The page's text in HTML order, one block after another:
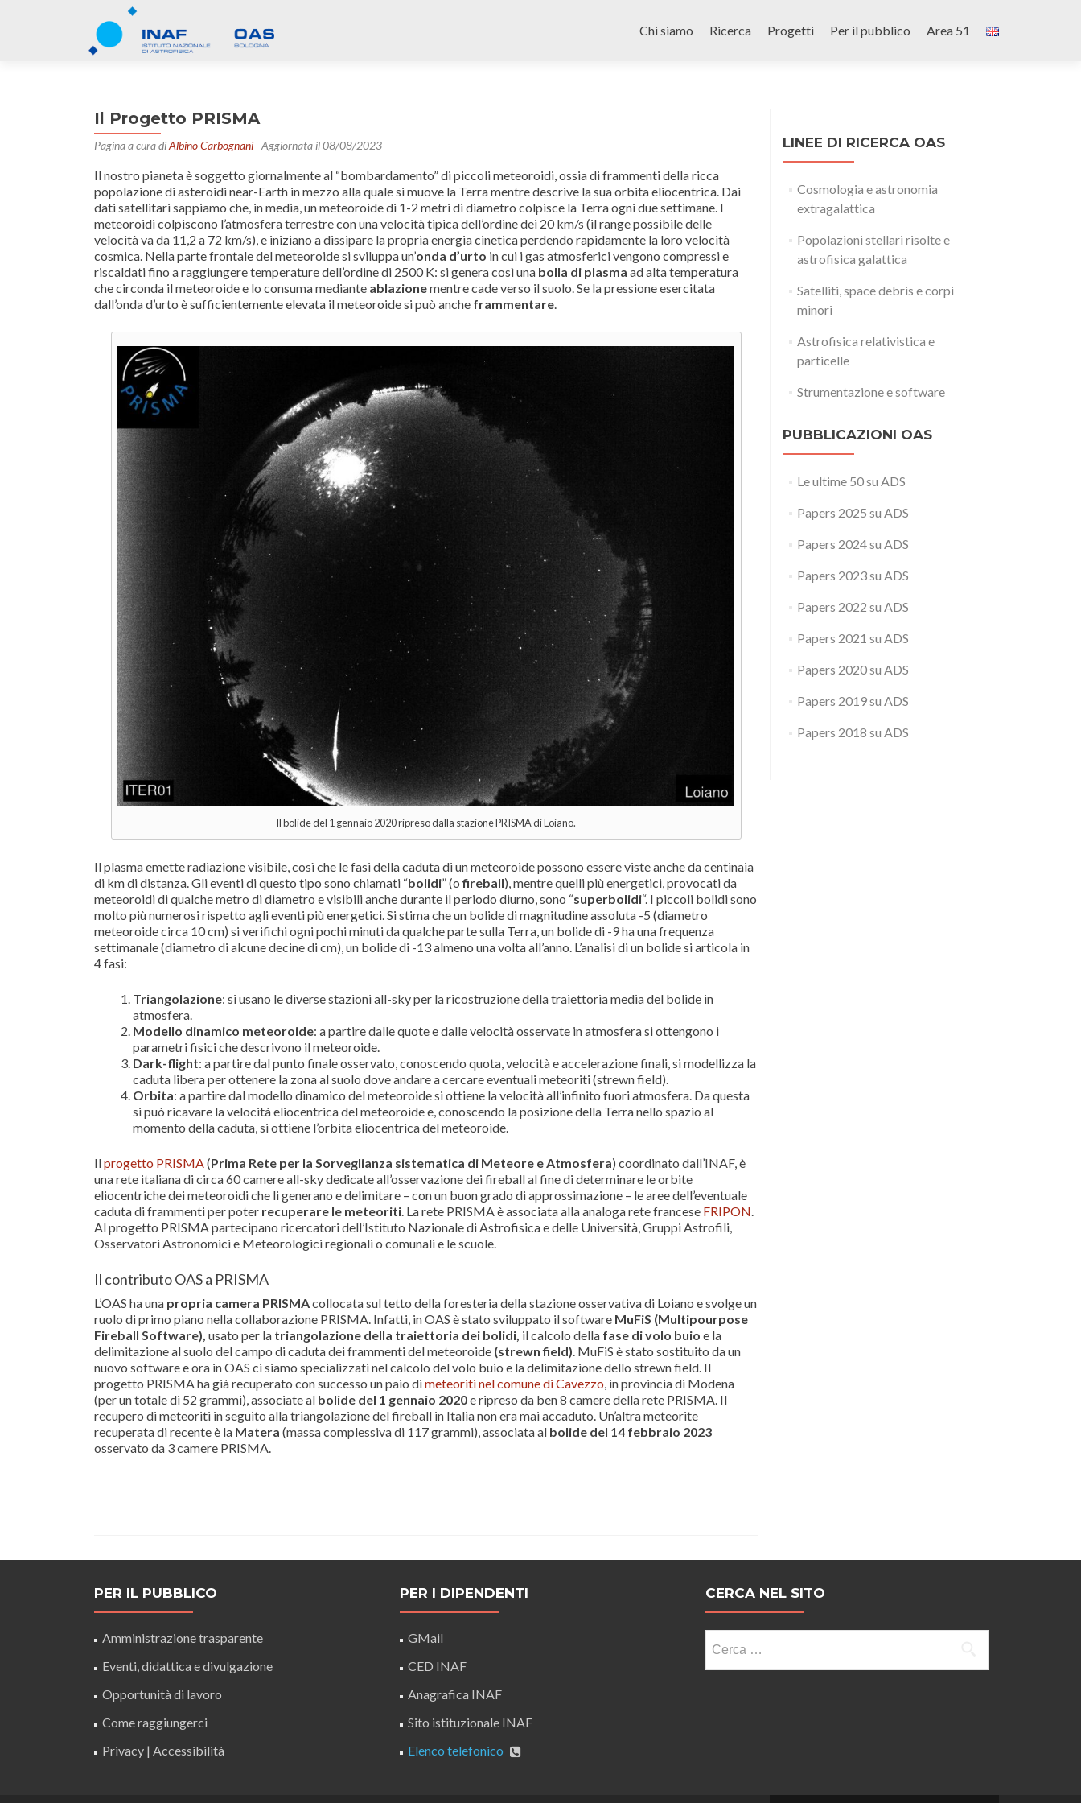
to
Chi siamo Ricerca Progetti Per il pubblico Area 51
Il Progetto PRISMA
Pagina a cura diAlbino Carbognani- Aggiornata il 08/08/2023
Il nostro pianeta è soggetto giornalmente al “bombardamento” di piccoli meteoroidi, ossia di frammenti della ricca
popolazione di asteroidi near-Earth in mezzo alla quale si muove la Terra mentre descrive la sua orbita eliocentrica. Dai
dati satellitari sappiamo che, in media, un meteoroide di 1-2 metri di diametro colpisce la Terra ogni due settimane. I
meteoroidi colpiscono l’atmosfera terrestre con una velocità tipica dell’ordine dei 20 km/s (il range possibile delle
velocità va da 11,2 a 72 km/s), e iniziano a dissipare la propria energia cinetica perdendo rapidamente la loro velocità
cosmica. Nella parte frontale del meteoroide si sviluppa un’onda d’urto in cui i gas atmosferici vengono compressi e
riscaldati fino a raggiungere temperature dell’ordine di 2500 K: si genera così una bolla di plasma ad alta temperatura
che circonda il meteoroide e lo consuma mediante ablazionementre cade verso il suolo. Se la pressione esercitata
dall’onda d’urto è sufficientemente elevata il meteoroide si può anche frammentare.
Il bolide del 1 gennaio 2020 ripreso dalla stazione PRISMA di Loiano.
Il plasma emette radiazione visibile, così che le fasi della caduta di un meteoroide possono essere viste anche da centinaia
di km di distanza. Gli eventi di questo tipo sono chiamati “bolidi” (ofireball), mentre quelli più energetici, provocati da
meteoroidi di qualche metro di diametro e visibili anche durante il periodo diurno, sono “superbolidi“. I piccoli bolidi sono
molto più numerosi rispetto agli eventi più energetici. Si stima che un bolide di magnitudine assoluta -5 (diametro
meteoroide circa 10 cm) si verifichi ogni pochi minuti da qualche parte sulla Terra, un bolide di -9 ha una frequenza
settimanale (diametro di alcune decine di cm), un bolide di -13 almeno una volta all’anno. L’analisi di un bolide si articola in
4 fasi:
Triangolazione: si usano le diverse stazioni all-sky per la ricostruzione della traiettoria media del bolide in
atmosfera.
Modello dinamico meteoroide: a partire dalle quote e dalle velocità osservate in atmosfera si ottengono i
parametri fisici che descrivono il meteoroide.
Dark-flight: a partire dal punto finale osservato, conoscendo quota, velocità e accelerazione finali, si modellizza la
caduta libera per ottenere la zona al suolo dove andare a cercare eventuali meteoriti (strewn field).
Orbita: a partire dal modello dinamico del meteoroide si ottiene la velocità all’infinito fuori atmosfera. Da questa
si può ricavare la velocità eliocentrica del meteoroide e, conoscendo la posizione della Terra nello spazio al
momento della caduta, si ottiene l’orbita eliocentrica del meteoroide.
Ilprogetto PRISMA(Prima Rete per la Sorveglianza sistematica di Meteore e Atmosfera) coordinato dall’INAF, è
una rete italiana di circa 60 camere all-sky dedicate all’osservazione dei fireball al fine di determinare le orbite
eliocentriche dei meteoroidi che li generano e delimitare – con un buon grado di approssimazione – le aree dell’eventuale
caduta di frammenti per poter recuperare le meteoriti. La rete PRISMA è associata alla analoga rete francese FRIPON.
Al progetto PRISMA partecipano ricercatori dell’Istituto Nazionale di Astrofisica e delle Università, Gruppi Astrofili,
Osservatori Astronomici e Meteorologici regionali o comunali e le scuole.
Il contributo OAS a PRISMA
L’OAS ha una propria camera PRISMAcollocata sul tetto della foresteria della stazione osservativa di Loiano e svolge un
ruolo di primo piano nella collaborazione PRISMA. Infatti, in OAS è stato sviluppato il software MuFiS (Multipourpose
Fireball Software), usato per la triangolazione della traiettoria dei bolidi, il calcolo della fase di volo buio e la
delimitazione al suolo del campo di caduta dei frammenti del meteoroide (strewn field). MuFiS è stato sostituito da un
nuovo software e ora in OAS ci siamo specializzati nel calcolo del volo buio e la delimitazione dello strewn field. Il
progetto PRISMA ha già recuperato con successo un paio dimeteoriti nel comune di Cavezzo, in provincia di Modena
(per un totale di 52 grammi), associate al bolide del 1 gennaio 2020e ripreso da ben 8 camere della rete PRISMA. Il
recupero di meteoriti in seguito alla triangolazione del fireball in Italia non era mai accaduto. Un’altra meteorite
recuperata di recente è la Matera (massa complessiva di 117 grammi), associata al bolide del 14 febbraio 2023
osservato da 3 camere PRISMA.
LINEE DI RICERCA OAS
Cosmologia e astronomia
extragalattica
Popolazioni stellari risolte e
astrofisica galattica
Satelliti, space debris e corpi
minori
Astrofisica relativistica e
particelle
Strumentazione e software
PUBBLICAZIONI OAS
Le ultime 50 su ADS
Papers 2025 su ADS
Papers 2024 su ADS
Papers 2023 su ADS
Papers 2022 su ADS
Papers 2021 su ADS
Papers 2020 su ADS
Papers 2019 su ADS
Papers 2018 su ADS
PER IL PUBBLICO
Amministrazione trasparente
Eventi, didattica e divulgazione
Opportunità di lavoro
Come raggiungerci
Privacy | Accessibilità
PER I DIPENDENTI
GMail
CED INAF
Anagrafica INAF
Sito istituzionale INAF
Elenco telefonico
CERCA NEL SITO
per: